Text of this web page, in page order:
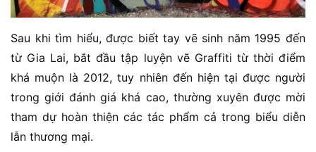
Sau khi tìm hiểu, được biết tay vẽ sinh năm 1995 đến
từ Gia Lai, bắt đầu tập luyện vẽ Graffiti từ thời điểm
khá muộn là 2012, tuy nhiên đến hiện tại được người
trong giới đánh giá khá cao, thường xuyên được mời
tham dự hoàn thiện các tác phẩm cả trong biểu diễn
lẫn thương mại.